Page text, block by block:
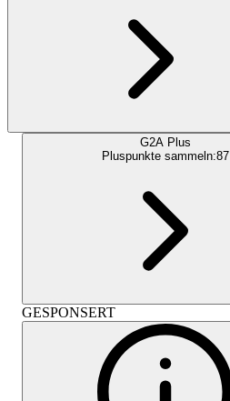
G2A Plus
Pluspunkte sammeln:87
GESPONSERT